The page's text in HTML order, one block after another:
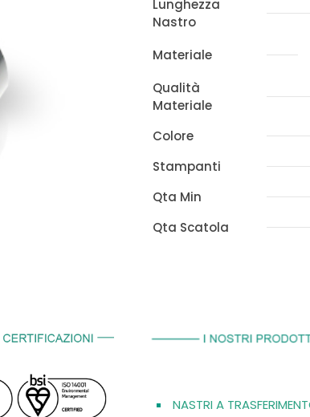
300mt
quantità
Lunghezza
Nastro
Materiale
Qualità
Materiale
Colore
Stampanti
Qta Min
Qta Scatola
NASTRI A